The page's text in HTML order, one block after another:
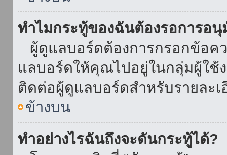
ทำไมกระทู้ของฉันต้องรอการอนุ
ผู้ดูแลบอร์ดต้องการกรอกข้อค
แลบอร์ดให้คุณไปอยู่ในกลุ่มผู้ใช้
ติดต่อผู้ดูแลบอร์ดสำหรับรายละเ
ข้างบน
ทำอย่างไรฉันถึงจะดันกระทู้ได้?